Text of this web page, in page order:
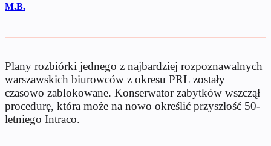
M.B.
Plany rozbiórki jednego z najbardziej rozpoznawalnych
warszawskich biurowców z okresu PRL zostały
czasowo zablokowane. Konserwator zabytków wszczął
procedurę, która może na nowo określić przyszłość 50-
letniego Intraco.